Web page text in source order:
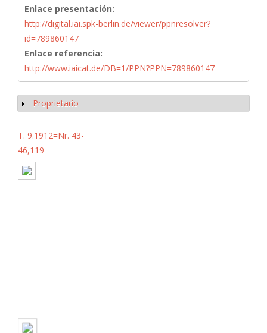
Enlace presentación:
http://digital.iai.spk-berlin.de/viewer/ppnresolver?
id=789860147
Enlace referencia:
http://www.iaicat.de/DB=1/PPN?PPN=789860147
Mostrar
Proprietario
T. 9.1912=Nr. 43-
46,119